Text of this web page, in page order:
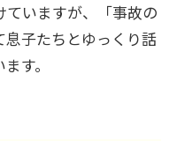
ていますが、「事故の
子たちとゆっくり話
す。